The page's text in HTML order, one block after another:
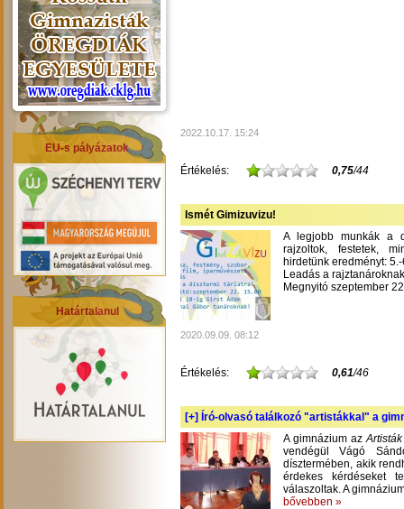
EU-s pályázatok
Határtalanul
2022.10.17. 15:24
Értékelés: 0,75/44
Ismét Gimizuvizu!
A legjobb munkák a
rajzoltok, festetek,
hirdetünk eredményt:
Leadás a
Megnyitó szeptember
2020.09.09. 08:12
Értékelés: 0,61/46
[+] Író-olvasó találkozó "artistákkal" a
A gimnázium az
vendégül Vágó
dísztermében, akik
érdekes kérdéseket
válaszoltak. A
bővebben »